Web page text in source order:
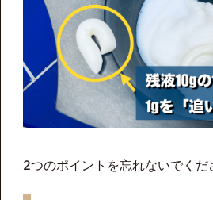
2つのポイントを忘れないでくだ